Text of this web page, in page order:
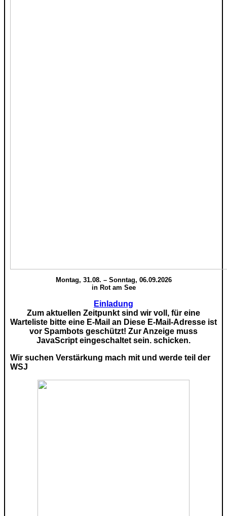
Montag, 31.08. – Sonntag, 06.09.2026
in Rot am See
Einladung
Zum aktuellen Zeitpunkt sind wir voll, für eine
Warteliste bitte eine E-Mail an Diese E-Mail-Adresse ist
vor Spambots geschützt! Zur Anzeige muss
JavaScript eingeschaltet sein. schicken.
Wir suchen Verstärkung mach mit und werde teil der
WSJ